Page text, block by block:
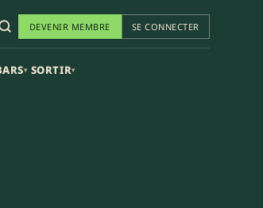
DEVENIR MEMBRE SE CONNECTER
▾ SORTIR▾